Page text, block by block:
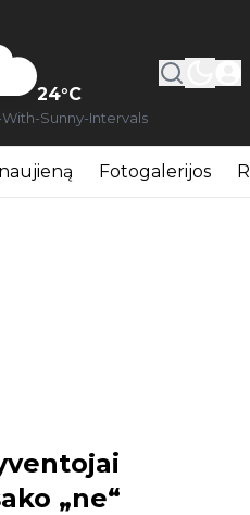
24°C
Sunny-Intervals
Fotogalerijos
„ne“